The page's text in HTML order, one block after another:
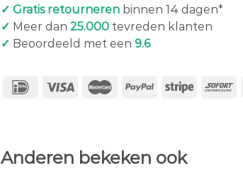
✓ Gratis retourneren binnen 14 dagen*
✓ Meer dan 25.000 tevreden klanten
✓ Beoordeeld met een 9.6
Anderen bekeken ook